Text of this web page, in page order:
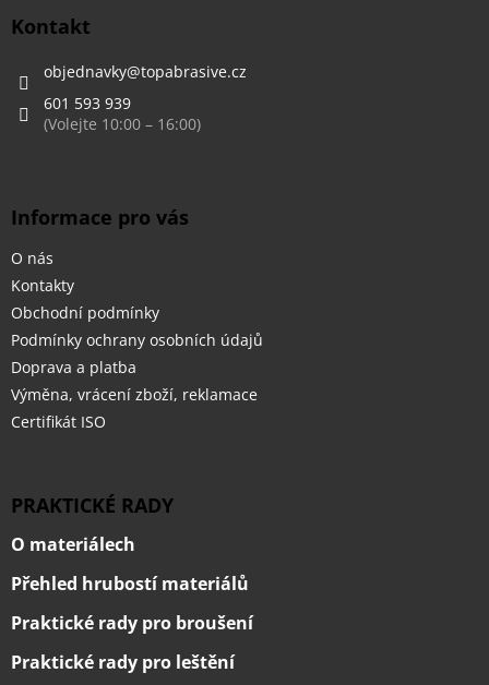
k
Kontakt
objednavky@topabrasive.cz
601 593 939
Informace pro vás
O nás
Kontakty
Obchodní podmínky
Podmínky ochrany osobních údajů
Doprava a platba
Výměna, vrácení zboží, reklamace
Certifikát ISO
PRAKTICKÉ RADY
O materiálech
Přehled hrubostí materiálů
Praktické rady pro broušení
Praktické rady pro leštění